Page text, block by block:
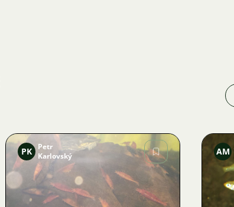
Zdjęcie
PK
Petr
Karlovský
AM